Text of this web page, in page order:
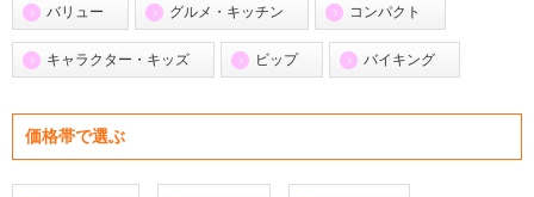
バリュー グルメ・キッチン コンパクト
キャラクター・キッズ ビップ バイキング
価格帯で選ぶ